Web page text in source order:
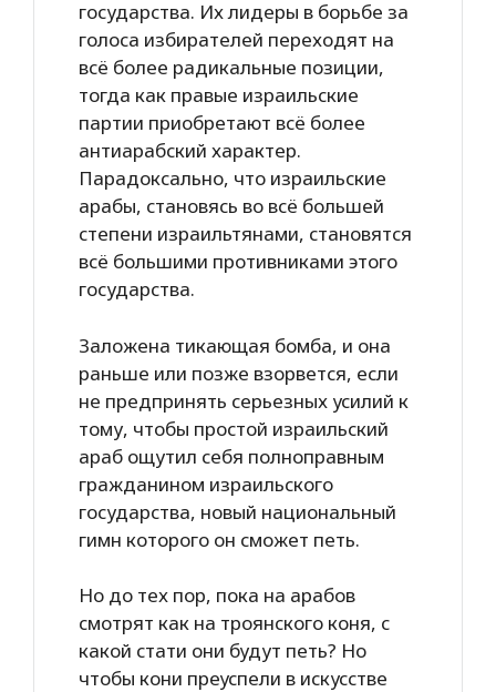
государства. Их лидеры в борьбе за
голоса избирателей переходят на
всё более радикальные позиции,
тогда как правые израильские
партии приобретают всё более
антиарабский характер.
Парадоксально, что израильские
арабы, становясь во всё большей
степени израильтянами, становятся
всё большими противниками этого
государства.
Заложена тикающая бомба, и она
раньше или позже взорвется, если
не предпринять серьезных усилий к
тому, чтобы простой израильский
араб ощутил себя полноправным
гражданином израильского
государства, новый национальный
гимн которого он сможет петь.
Но до тех пор, пока на арабов
смотрят как на троянского коня, с
какой стати они будут петь? Но
чтобы кони преуспели в искусстве